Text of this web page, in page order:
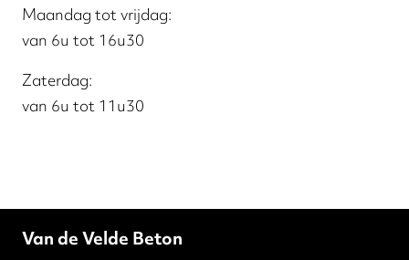
Maandag tot vrijdag:
van 6u tot 16u30
Zaterdag:
van 6u tot 11u30
Van de Velde Beton